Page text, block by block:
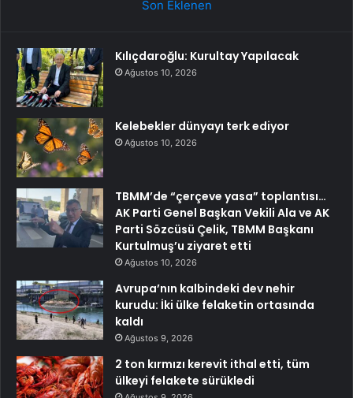
Son Eklenen
Kılıçdaroğlu: Kurultay Yapılacak
Ağustos 10, 2026
Kelebekler dünyayı terk ediyor
Ağustos 10, 2026
TBMM’de “çerçeve yasa” toplantısı…
AK Parti Genel Başkan Vekili Ala ve AK
Parti Sözcüsü Çelik, TBMM Başkanı
Kurtulmuş’u ziyaret etti
Ağustos 10, 2026
Avrupa’nın kalbindeki dev nehir
kurudu: İki ülke felaketin ortasında
kaldı
Ağustos 9, 2026
2 ton kırmızı kerevit ithal etti, tüm
ülkeyi felakete sürükledi